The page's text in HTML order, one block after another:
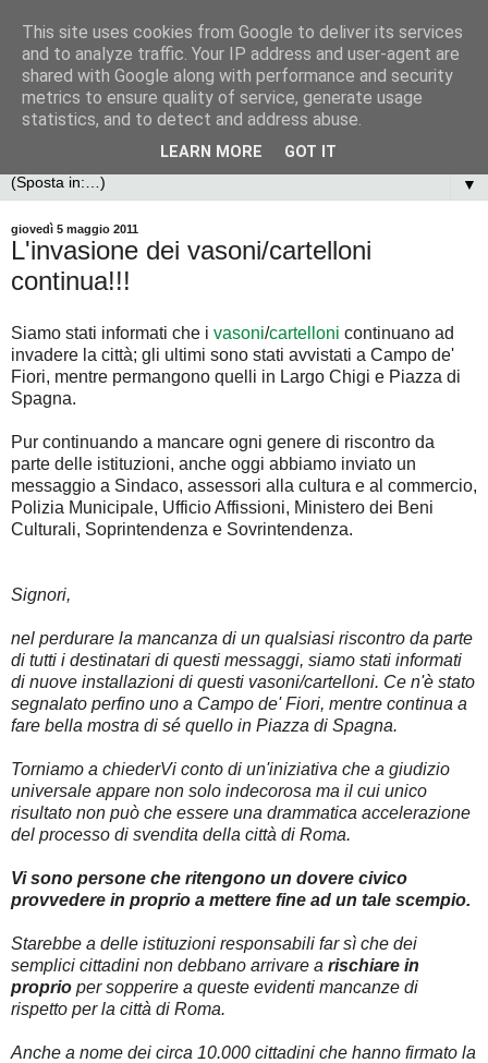
▼
giovedì 5 maggio 2011
L'invasione dei vasoni/cartelloni
continua!!!
Siamo stati informati che i vasoni/cartelloni continuano ad
invadere la città; gli ultimi sono stati avvistati a Campo de'
Fiori, mentre permangono quelli in Largo Chigi e Piazza di
Spagna.
Pur continuando a mancare ogni genere di riscontro da
parte delle istituzioni, anche oggi abbiamo inviato un
messaggio a Sindaco, assessori alla cultura e al commercio,
Polizia Municipale, Ufficio Affissioni, Ministero dei Beni
Culturali, Soprintendenza e Sovrintendenza.
Signori,
nel perdurare la mancanza di un qualsiasi riscontro da parte
di tutti i destinatari di questi messaggi, siamo stati informati
di nuove installazioni di questi vasoni/cartelloni. Ce n'è stato
segnalato perfino uno a Campo de' Fiori, mentre continua a
fare bella mostra di sé quello in Piazza di Spagna.
Torniamo a chiederVi conto di un'iniziativa che a giudizio
universale appare non solo indecorosa ma il cui unico
risultato non può che essere una drammatica accelerazione
del processo di svendita della città di Roma.
Vi sono persone che ritengono un dovere civico
provvedere in proprio a mettere fine ad un tale scempio.
Starebbe a delle istituzioni responsabili far sì che dei
semplici cittadini non debbano arrivare a rischiare in
proprio per sopperire a queste evidenti mancanze di
rispetto per la città di Roma.
Anche a nome dei circa 10.000 cittadini che hanno firmato la
This site uses cookies from Google to deliver its services
and to analyze traffic. Your IP address and user-agent are
shared with Google along with performance and security
metrics to ensure quality of service, generate usage
statistics, and to detect and address abuse.
LEARN MORE GOT IT